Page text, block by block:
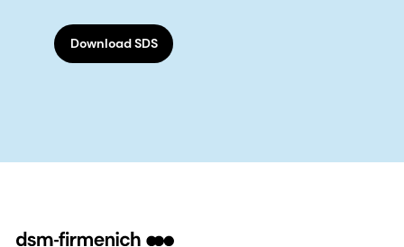
Download SDS